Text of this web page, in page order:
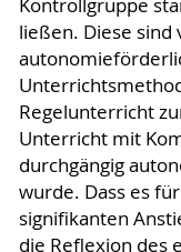
Kontrollgruppe
ließen. Diese
Regelunterricht
Unterricht mit
durchgängig
wurde. Dass es
signifikanten
die Reflexion des